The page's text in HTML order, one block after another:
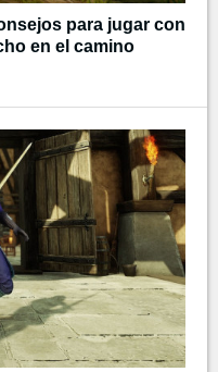
para jugar con
en el camino